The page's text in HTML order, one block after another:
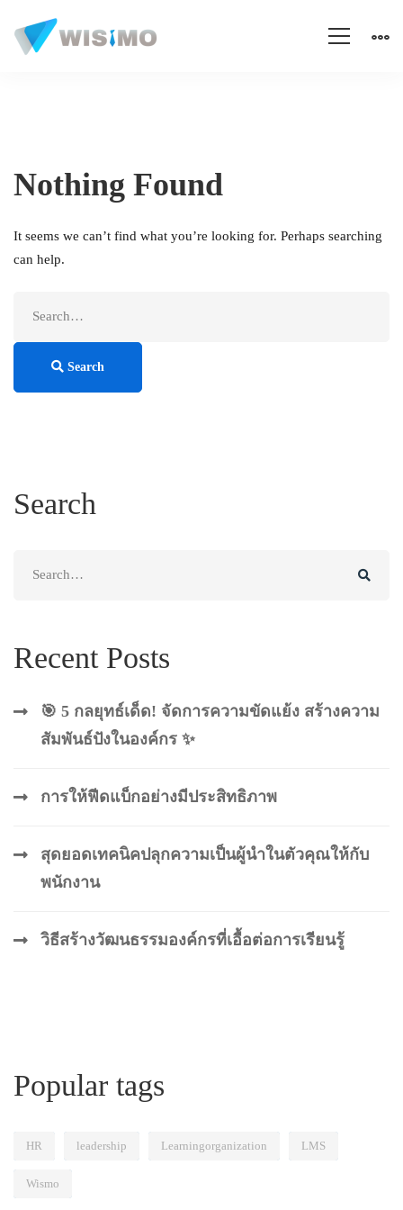
Nothing Found
It seems we can’t find what you’re looking for. Perhaps searching
can help.
Search
Search
Recent Posts
🎯 5 กลยุทธ์เด็ด! จัดการความขัดแย้ง สร้างความ
สัมพันธ์ปังในองค์กร ✨
การให้ฟีดแบ็กอย่างมีประสิทธิภาพ
สุดยอดเทคนิคปลุกความเป็นผู้นำในตัวคุณให้กับ
พนักงาน
วิธีสร้างวัฒนธรรมองค์กรที่เอื้อต่อการเรียนรู้
Popular tags
HR leadership Learningorganization LMS
Wismo